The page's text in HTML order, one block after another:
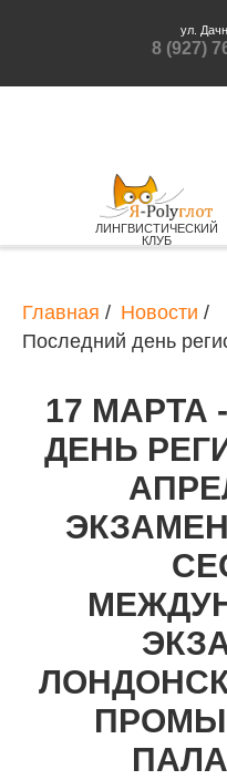
8 (927)
ул.
ЛИНГВИСТИЧЕСКИЙ
КЛУБ
Главная / Новости /
Последний день
17 МАРТА
ДЕНЬ